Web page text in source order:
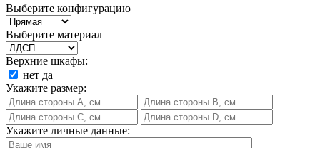
Выберите конфигурацию
Выберите материал
Верхние шкафы:
нет да
Укажите размер:
Укажите личные данные: